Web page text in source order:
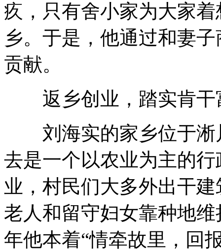
疚，只有舍小家为大家
乡。于是，他通过和妻
贡献。
返乡创业，踏实肯干
刘海实的家乡位于淅
去是一个以农业为主的
业，村民们大多外出干
老人和留守妇女靠种地
年他本着“情牵故里，回